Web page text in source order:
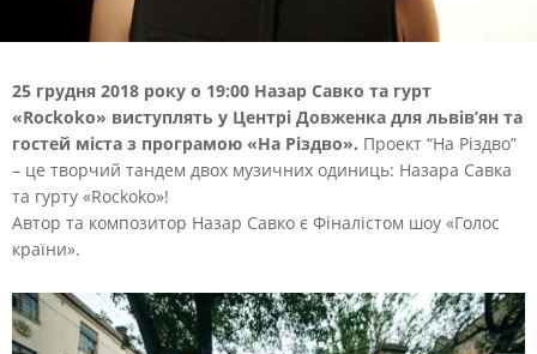
25 грудня 2018 року о 19:00 Назар Савко та гурт
«Rockoko» виступлять у Центрі Довженка для львів’ян та
гостей міста з програмою «На Різдво». Проект “На Різдво”
– це творчий тандем двох музичних одиниць: Назара Савка
та гурту «Rockoko»!
Автор та композитор Назар Савко є Фіналістом шоу «Голос
країни».